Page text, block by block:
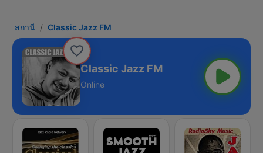
สถานี Classic Jazz FM
Classic Jazz FM
Online